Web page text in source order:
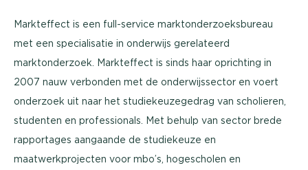
Markteffect is een full-service marktonderzoeksbureau
met een specialisatie in onderwijs gerelateerd
marktonderzoek. Markteffect is sinds haar oprichting in
2007 nauw verbonden met de onderwijssector en voert
onderzoek uit naar het studiekeuzegedrag van scholieren,
studenten en professionals. Met behulp van sector brede
rapportages aangaande de studiekeuze en
maatwerkprojecten voor mbo’s, hogescholen en